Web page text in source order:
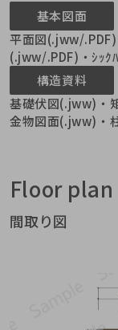
基本図面
平面図(.jww/
(.jww/.PDF)・ｼｯｸ
構造資料
基礎伏図(.jww)・
金物図面(.jww)・
Floor plan
間取り図